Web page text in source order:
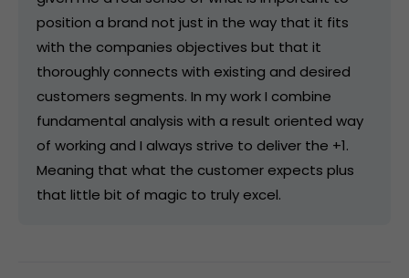
position a brand not just in the way that it fits
with the companies objectives but that it
thoroughly connects with existing and desired
customers segments. In my work I combine
fundamental analysis with a result oriented way
of working and I always strive to deliver the +1.
Meaning that what the customer expects plus
that little bit of magic to truly excel.